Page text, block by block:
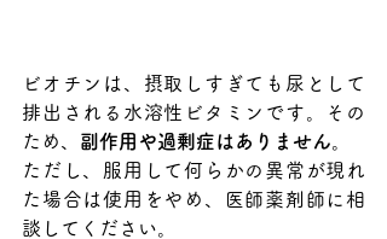
ビオチンは、摂取しすぎても尿として
排出される水溶性ビタミンです。その
ため、 副作用や過剰症はありません
ただし、服用して何らかの異常が現れ
た場合は使用をやめ、医師薬剤師に相
談してください。